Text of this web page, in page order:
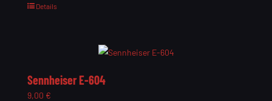
Details
Sennheiser E-604
9,00 €